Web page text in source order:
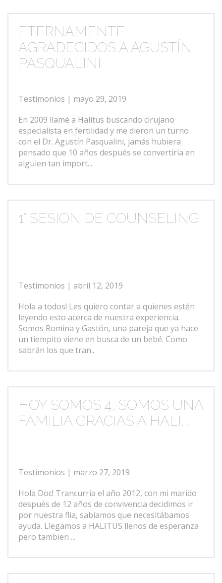
ETERNAMENTE
AGRADECIDOS A AGUSTÍN
PASQUALINI
Testimonios | mayo 29, 2019
En 2009 llamé a Halitus buscando cirujano
especialista en fertilidad y me dieron un turno
con el Dr. Agustín Pasqualini, jamás hubiera
pensado que 10 años después se convertiría en
alguien tan import...
1° SESION DE COUNSELING
Testimonios | abril 12, 2019
Hola a todos! Les quiero contar a quienes estén
leyendo esto acerca de nuestra experiencia.
Somos Romina y Gastón, una pareja que ya hace
un tiempito viene en busca de un bebé. Como
sabrán los que tran...
HOY SOMOS 4, SOMOS UNA
FAMILIA GRACIAS A HALI...
Testimonios | marzo 27, 2019
Hola Doc! Trancurría el año 2012, con mi marido
después de 12 años de convivencia decidimos ir
por nuestra flia, sabíamos que necesitábamos
ayuda. Llegamos a HALITUS llenos de esperanza
pero tambien ...